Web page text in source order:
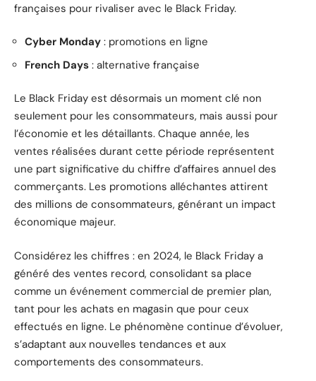
françaises pour rivaliser avec le Black Friday.
Cyber Monday : promotions en ligne
French Days : alternative française
Le Black Friday est désormais un moment clé non
seulement pour les consommateurs, mais aussi pour
l’économie et les détaillants. Chaque année, les
ventes réalisées durant cette période représentent
une part significative du chiffre d’affaires annuel des
commerçants. Les promotions alléchantes attirent
des millions de consommateurs, générant un impact
économique majeur.
Considérez les chiffres : en 2024, le Black Friday a
généré des ventes record, consolidant sa place
comme un événement commercial de premier plan,
tant pour les achats en magasin que pour ceux
effectués en ligne. Le phénomène continue d’évoluer,
s’adaptant aux nouvelles tendances et aux
comportements des consommateurs.